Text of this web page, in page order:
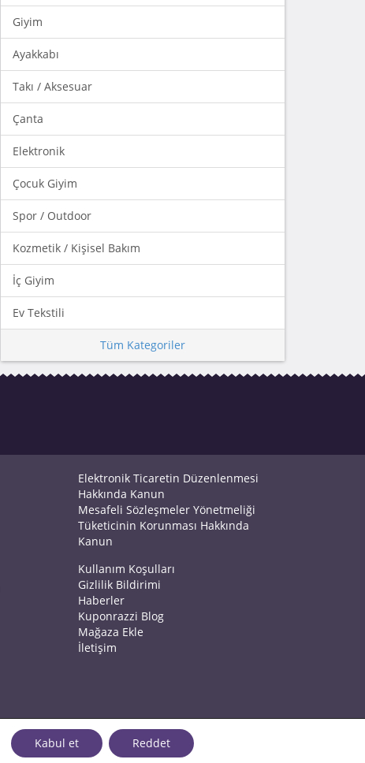
Giyim
Ayakkabı
Takı / Aksesuar
Çanta
Elektronik
Çocuk Giyim
Spor / Outdoor
Kozmetik / Kişisel Bakım
İç Giyim
Ev Tekstili
Tüm Kategoriler
Elektronik Ticaretin Düzenlenmesi
Hakkında Kanun
Mesafeli Sözleşmeler Yönetmeliği
Tüketicinin Korunması Hakkında
Kanun
Kullanım Koşulları
Gizlilik Bildirimi
Haberler
Kuponrazzi Blog
Mağaza Ekle
İletişim
Kabul et Reddet